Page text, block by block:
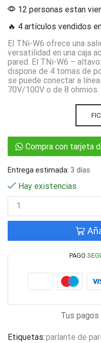
12 personas estan
🔥 4 artículos vendidos
El TNi-W6 ofrece una
versatilidad en una caja
pared. El TNi-W6 –
dispone de 4 tomas de
se puede conectar a
70V/100V o de 8 ohmios.
Compra con tarjeta
Entrega estimada: 3 días
Hay existencias
PAGO
Tus pagos
Etiquetas:parlante de